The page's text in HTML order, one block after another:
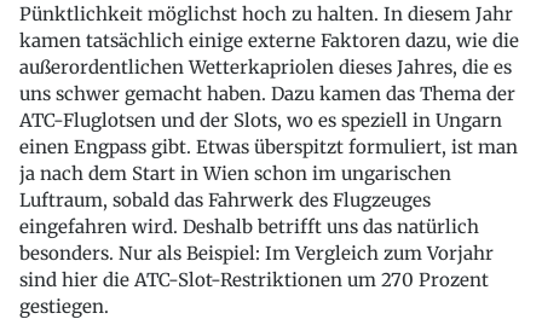
Pünktlichkeit möglichst hoch zu halten. In diesem Jahr
kamen tatsächlich einige externe Faktoren dazu, wie die
außerordentlichen Wetterkapriolen dieses Jahres, die es
uns schwer gemacht haben. Dazu kamen das Thema der
ATC-Fluglotsen und der Slots, wo es speziell in Ungarn
einen Engpass gibt. Etwas überspitzt formuliert, ist man
ja nach dem Start in Wien schon im ungarischen
Luftraum, sobald das Fahrwerk des Flugzeuges
eingefahren wird. Deshalb betrifft uns das natürlich
besonders. Nur als Beispiel: Im Vergleich zum Vorjahr
sind hier die ATC-Slot-Restriktionen um 270 Prozent
gestiegen.